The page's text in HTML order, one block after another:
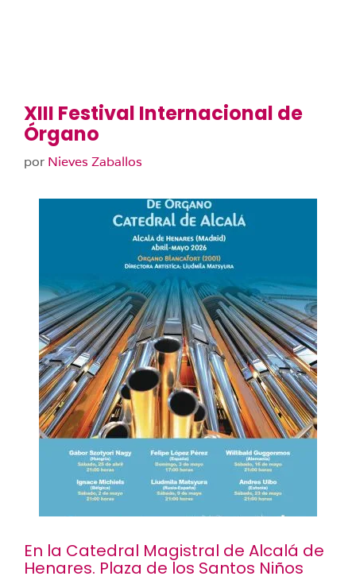
XIII Festival Internacional de
Órgano
por Nieves Zaballos
En la Catedral Magistral de Alcalá de
Henares. Plaza de los Santos Niños